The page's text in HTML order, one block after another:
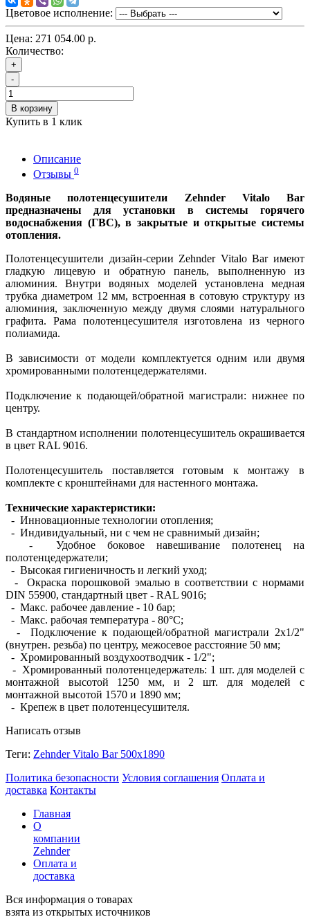
Цветовое исполнение:
Цена: 271 054.00 р.
Количество:
+
-
В корзину
Купить в 1 клик
Описание
Отзывы 0
Водяные полотенцесушители Zehnder Vitalo Bar
предназначены для установки в системы горячего
водоснабжения (ГВС), в закрытые и открытые системы
отопления.
Полотенцесушители дизайн-серии Zehnder Vitalo Bar имеют
гладкую лицевую и обратную панель, выполненную из
алюминия. Внутри водяных моделей установлена медная
трубка диаметром 12 мм, встроенная в сотовую структуру из
алюминия, заключенную между двумя слоями натурального
графита. Рама полотенцесушителя изготовлена из черного
полиамида.
В зависимости от модели комплектуется одним или двумя
хромированными полотенцедержателями.
Подключение к подающей/обратной магистрали: нижнее по
центру.
В стандартном исполнении полотенцесушитель окрашивается
в цвет RAL 9016.
Полотенцесушитель поставляется готовым к монтажу в
комплекте с кронштейнами для настенного монтажа.
Технические характеристики:
- Инновационные технологии отопления;
- Индивидуальный, ни с чем не сравнимый дизайн;
- Удобное боковое навешивание полотенец на
полотенцедержатели;
- Высокая гигиеничность и легкий уход;
- Окраска порошковой эмалью в соответствии с нормами
DIN 55900, стандартный цвет - RAL 9016;
- Макс. рабочее давление - 10 бар;
- Макс. рабочая температура - 80°C;
- Подключение к подающей/обратной магистрали 2x1/2"
(внутрен. резьба) по центру, межосевое расстояние 50 мм;
- Хромированный воздухоотводчик - 1/2";
- Хромированный полотенцедержатель: 1 шт. для моделей с
монтажной высотой 1250 мм, и 2 шт. для моделей с
монтажной высотой 1570 и 1890 мм;
- Крепеж в цвет полотенцесушителя.
Написать отзыв
Теги: Zehnder Vitalo Bar 500х1890
Политика безопасности Условия соглашения Оплата и
доставка Контакты
Главная
О
компании
Zehnder
Оплата и
доставка
Вся информация о товарах
взята из открытых источников